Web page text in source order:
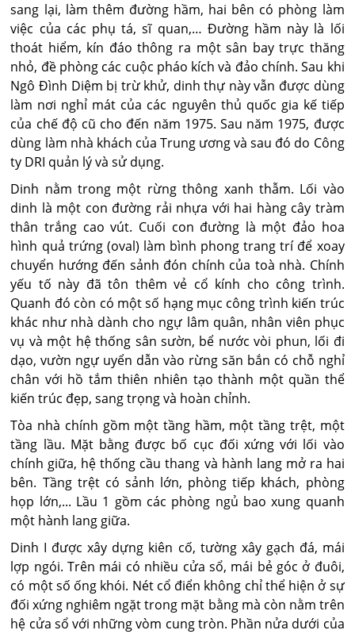
sang lại, làm thêm đường hầm, hai bên có phòng làm
việc của các phụ tá, sĩ quan,… Đường hầm này là lối
thoát hiểm, kín đáo thông ra một sân bay trực thăng
nhỏ, đề phòng các cuộc pháo kích và đảo chính. Sau khi
Ngô Đình Diệm bị trừ khử, dinh thự này vẫn được dùng
làm nơi nghỉ mát của các nguyên thủ quốc gia kế tiếp
của chế độ cũ cho đến năm 1975. Sau năm 1975, được
dùng làm nhà khách của Trung ương và sau đó do Công
ty DRI quản lý và sử dụng.
Dinh nằm trong một rừng thông xanh thẫm. Lối vào
dinh là một con đường rải nhựa với hai hàng cây tràm
thân trắng cao vút. Cuối con đường là một đảo hoa
hình quả trứng (oval) làm bình phong trang trí để xoay
chuyển hướng đến sảnh đón chính của toà nhà. Chính
yếu tố này đã tôn thêm vẻ cổ kính cho công trình.
Quanh đó còn có một số hạng mục công trình kiến trúc
khác như nhà dành cho ngự lâm quân, nhân viên phục
vụ và một hệ thống sân sườn, bể nước vòi phun, lối đi
dạo, vườn ngự uyển dẫn vào rừng săn bắn có chỗ nghỉ
chân với hồ tắm thiên nhiên tạo thành một quần thể
kiến trúc đẹp, sang trọng và hoàn chỉnh.
Tòa nhà chính gồm một tầng hầm, một tầng trệt, một
tầng lầu. Mặt bằng được bố cục đối xứng với lối vào
chính giữa, hệ thống cầu thang và hành lang mở ra hai
bên. Tầng trệt có sảnh lớn, phòng tiếp khách, phòng
họp lớn,... Lầu 1 gồm các phòng ngủ bao xung quanh
một hành lang giữa.
Dinh I được xây dựng kiên cố, tường xây gạch đá, mái
lợp ngói. Trên mái có nhiều cửa sổ, mái bẻ góc ở đuôi,
có một số ống khói. Nét cổ điển không chỉ thể hiện ở sự
đối xứng nghiêm ngặt trong mặt bằng mà còn nằm trên
hệ cửa sổ với những vòm cung tròn. Phần nửa dưới của